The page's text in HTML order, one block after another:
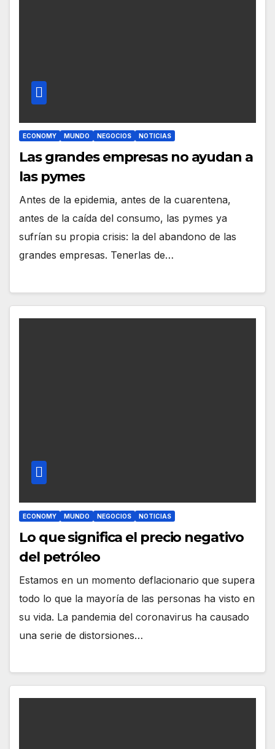
ECONOMY MUNDO NEGOCIOS NOTICIAS
Las grandes empresas no ayudan a
las pymes
Antes de la epidemia, antes de la cuarentena,
antes de la caída del consumo, las pymes ya
sufrían su propia crisis: la del abandono de las
grandes empresas. Tenerlas de…
ECONOMY MUNDO NEGOCIOS NOTICIAS
Lo que significa el precio negativo
del petróleo
Estamos en un momento deflacionario que supera
todo lo que la mayoría de las personas ha visto en
su vida. La pandemia del coronavirus ha causado
una serie de distorsiones…